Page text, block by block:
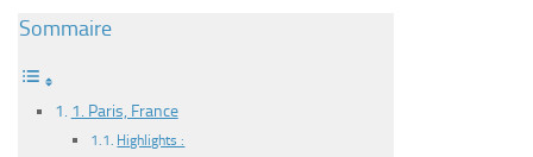
Sommaire
1. Paris, France
Highlights :